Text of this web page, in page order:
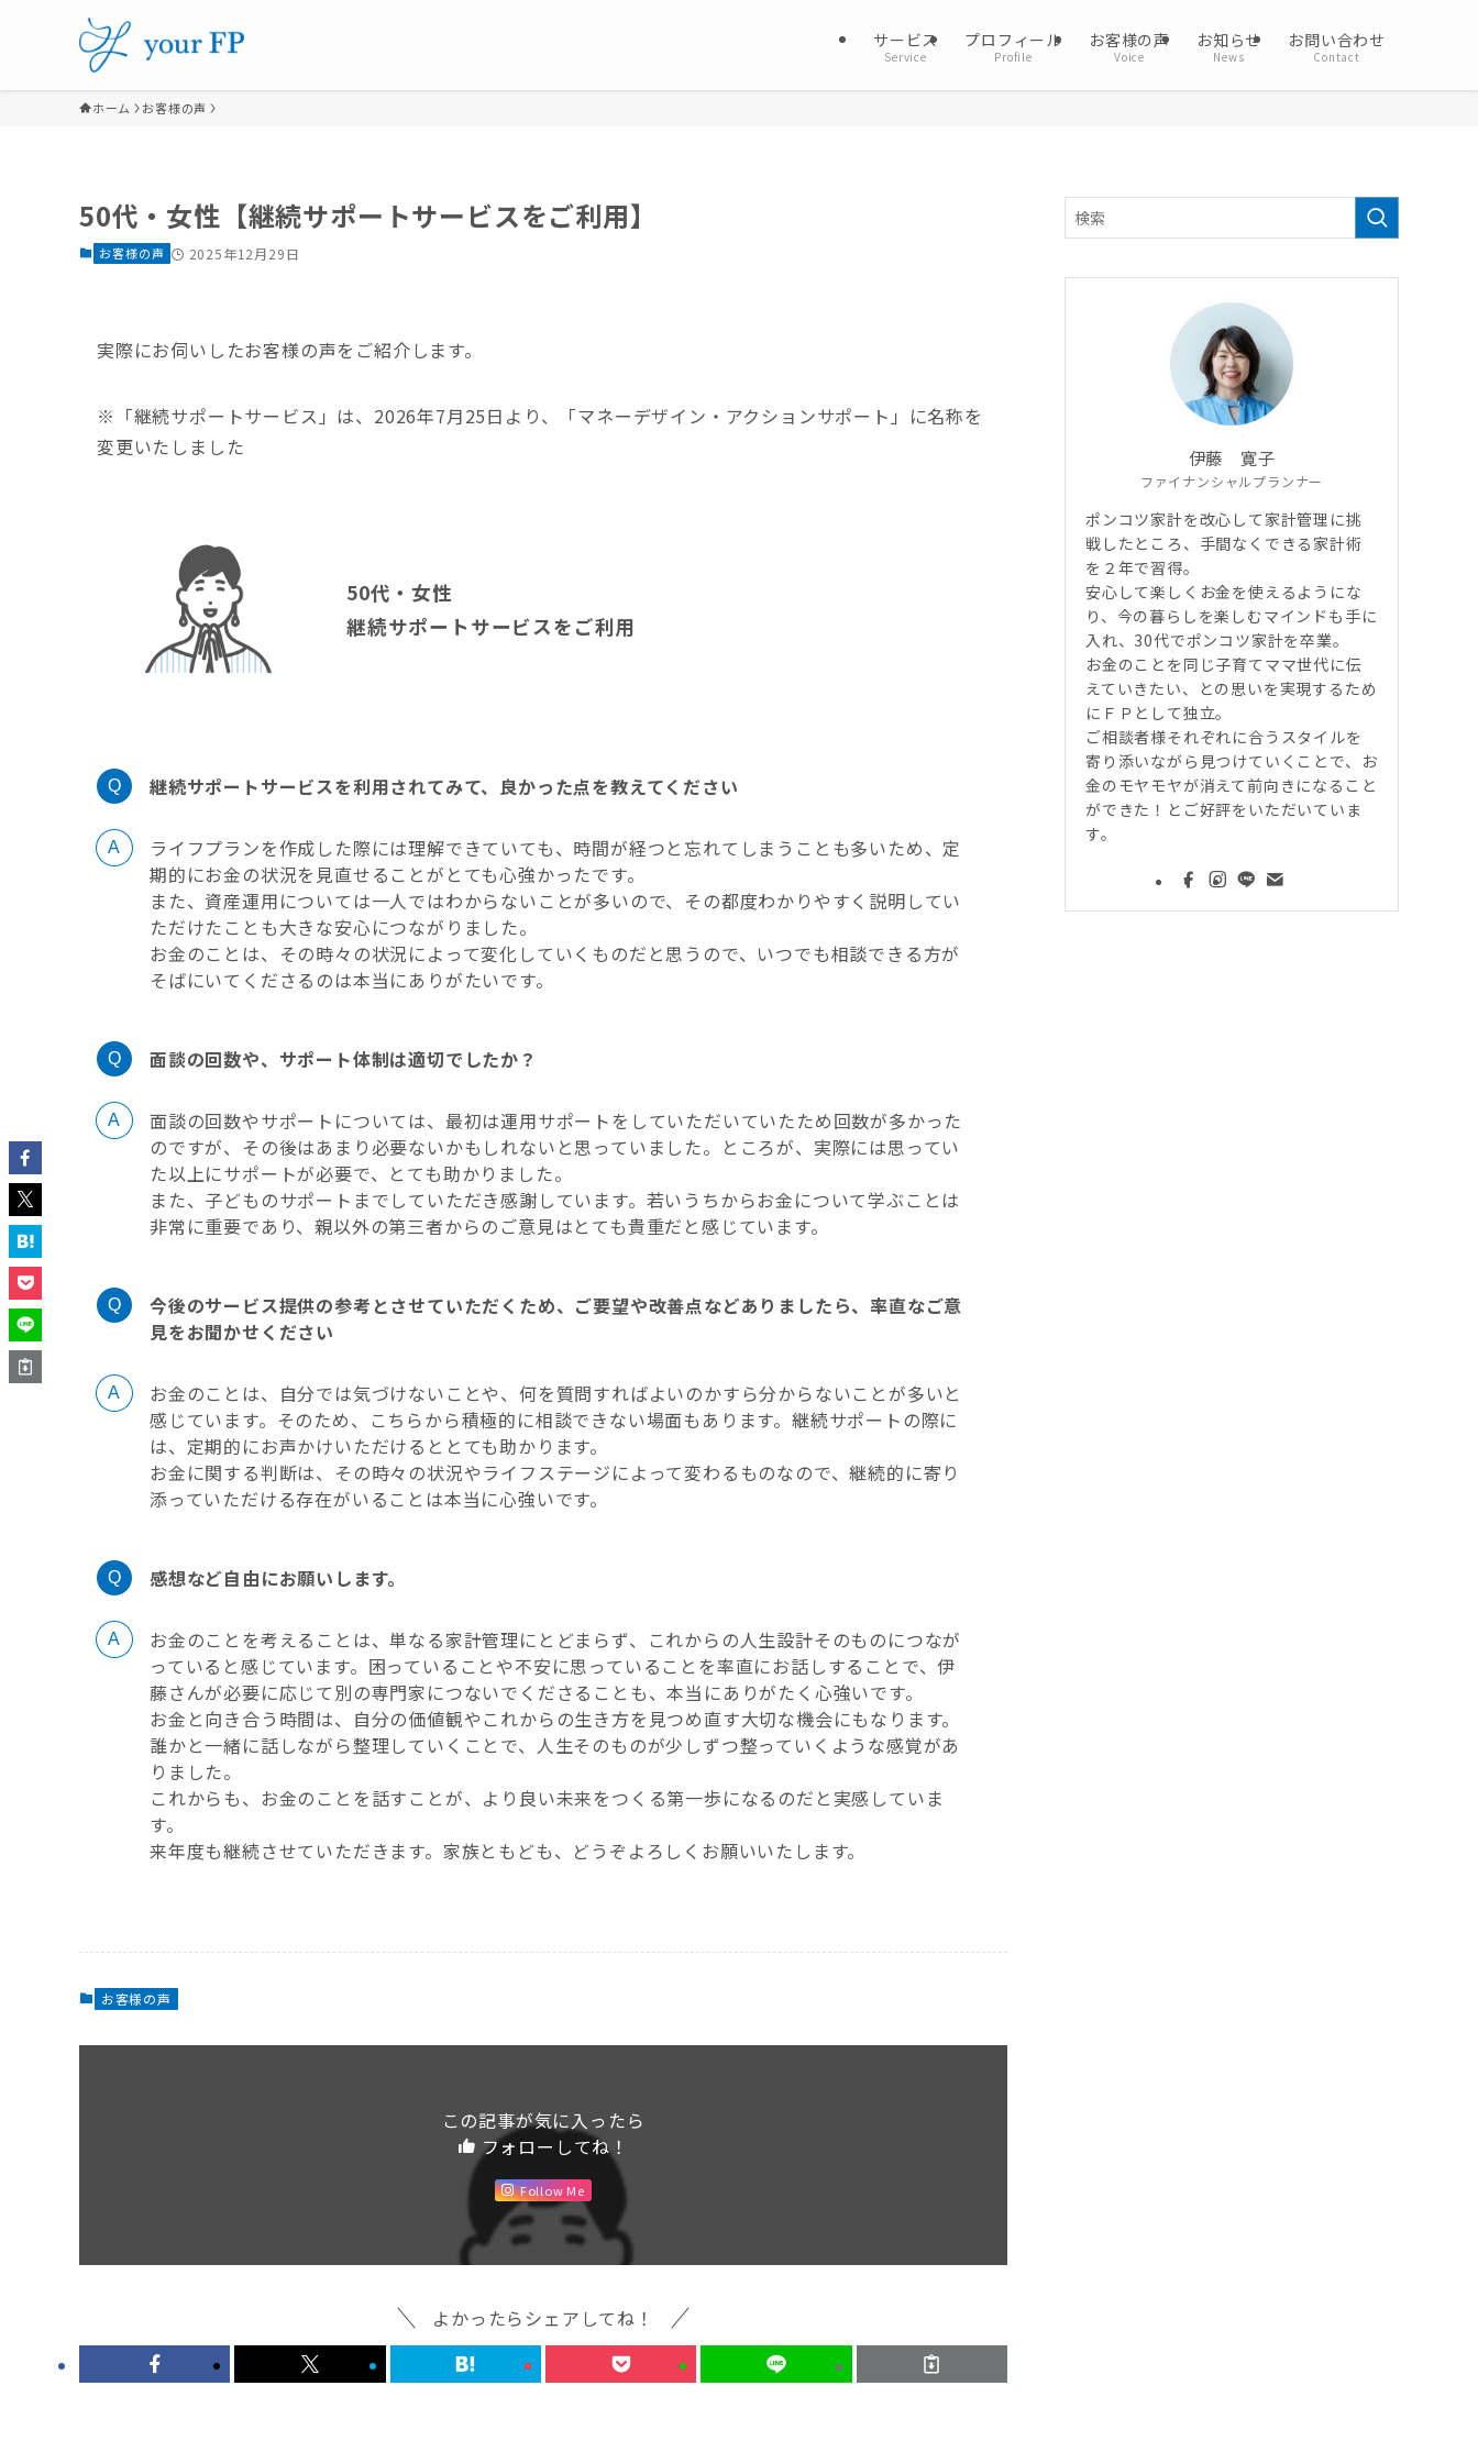
サービス
Service
プロフィール
Profile
お客様の声
Voice
お知らせ
News
お問い合わせ
Contact
ホーム お客様の声
50代・女性【継続サポートサービスをご利用】
お客様の声 2025年12月29日
実際にお伺いしたお客様の声をご紹介します。
※「継続サポートサービス」は、2026年7月25日より、「マネーデザイン・アクションサポート」に名称を
変更いたしました
50代・女性
継続サポートサービスをご利用
継続サポートサービスを利用されてみて、良かった点を教えてください
ライフプランを作成した際には理解できていても、時間が経つと忘れてしまうことも多いため、定
期的にお金の状況を見直せることがとても心強かったです。
また、資産運用については一人ではわからないことが多いので、その都度わかりやすく説明してい
ただけたことも大きな安心につながりました。
お金のことは、その時々の状況によって変化していくものだと思うので、いつでも相談できる方が
そばにいてくださるのは本当にありがたいです。
面談の回数や、サポート体制は適切でしたか？
面談の回数やサポートについては、最初は運用サポートをしていただいていたため回数が多かった
のですが、その後はあまり必要ないかもしれないと思っていました。ところが、実際には思ってい
た以上にサポートが必要で、とても助かりました。
また、子どものサポートまでしていただき感謝しています。若いうちからお金について学ぶことは
非常に重要であり、親以外の第三者からのご意見はとても貴重だと感じています。
今後のサービス提供の参考とさせていただくため、ご要望や改善点などありましたら、率直なご意
見をお聞かせください
お金のことは、自分では気づけないことや、何を質問すればよいのかすら分からないことが多いと
感じています。そのため、こちらから積極的に相談できない場面もあります。継続サポートの際に
は、定期的にお声かけいただけるととても助かります。
お金に関する判断は、その時々の状況やライフステージによって変わるものなので、継続的に寄り
添っていただける存在がいることは本当に心強いです。
感想など自由にお願いします。
お金のことを考えることは、単なる家計管理にとどまらず、これからの人生設計そのものにつなが
っていると感じています。困っていることや不安に思っていることを率直にお話しすることで、伊
藤さんが必要に応じて別の専門家につないでくださることも、本当にありがたく心強いです。
お金と向き合う時間は、自分の価値観やこれからの生き方を見つめ直す大切な機会にもなります。
誰かと一緒に話しながら整理していくことで、人生そのものが少しずつ整っていくような感覚があ
りました。
これからも、お金のことを話すことが、より良い未来をつくる第一歩になるのだと実感していま
す。
来年度も継続させていただきます。家族ともども、どうぞよろしくお願いいたします。
お客様の声
この記事が気に入ったら
フォローしてね！
Follow Me
よかったらシェアしてね！
伊藤 寛子
ファイナンシャルプランナー
ポンコツ家計を改心して家計管理に挑
戦したところ、手間なくできる家計術
を２年で習得。
安心して楽しくお金を使えるようにな
り、今の暮らしを楽しむマインドも手に
入れ、30代でポンコツ家計を卒業。
お金のことを同じ子育てママ世代に伝
えていきたい、との思いを実現するため
にＦＰとして独立。
ご相談者様それぞれに合うスタイルを
寄り添いながら見つけていくことで、お
金のモヤモヤが消えて前向きになること
ができた！とご好評をいただいていま
す。